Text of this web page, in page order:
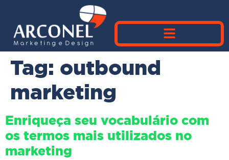
Tag: outbound
marketing
Enriqueça seu vocabulário com
os termos mais utilizados no
marketing